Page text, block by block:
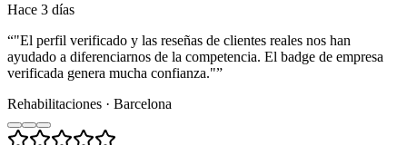
Hace 3 días
“"El perfil verificado y las reseñas de clientes reales nos han
ayudado a diferenciarnos de la competencia. El badge de empresa
verificada genera mucha confianza."”
Rehabilitaciones · Barcelona